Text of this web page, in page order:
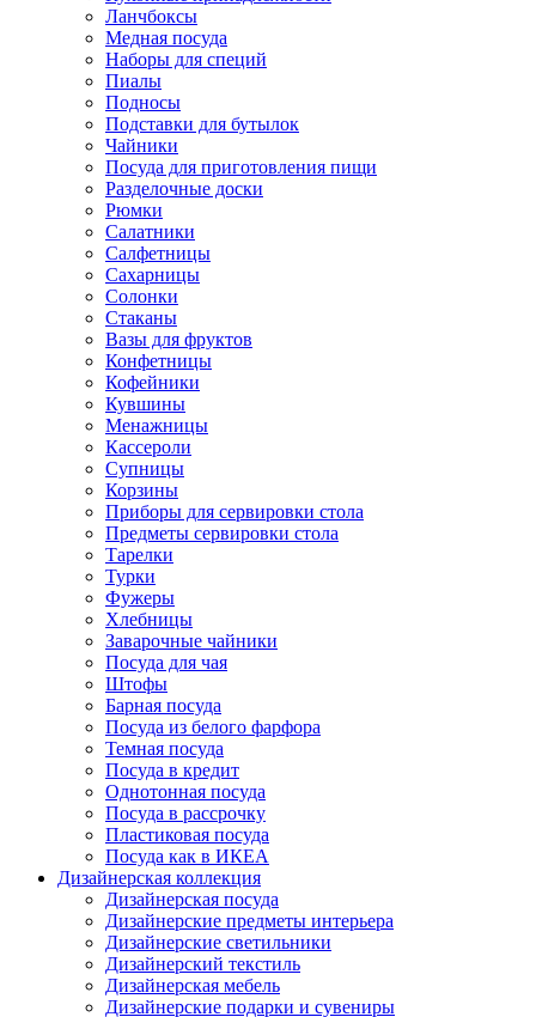
Ланчбоксы
Медная посуда
Наборы для специй
Пиалы
Подносы
Подставки для бутылок
Чайники
Посуда для приготовления пищи
Разделочные доски
Рюмки
Салатники
Салфетницы
Сахарницы
Солонки
Стаканы
Вазы для фруктов
Конфетницы
Кофейники
Кувшины
Менажницы
Кассероли
Супницы
Корзины
Приборы для сервировки стола
Предметы сервировки стола
Тарелки
Турки
Фужеры
Хлебницы
Заварочные чайники
Посуда для чая
Штофы
Барная посуда
Посуда из белого фарфора
Темная посуда
Посуда в кредит
Однотонная посуда
Посуда в рассрочку
Пластиковая посуда
Посуда как в ИКЕА
Дизайнерская коллекция
Дизайнерская посуда
Дизайнерские предметы интерьера
Дизайнерские светильники
Дизайнерский текстиль
Дизайнерская мебель
Дизайнерские подарки и сувениры